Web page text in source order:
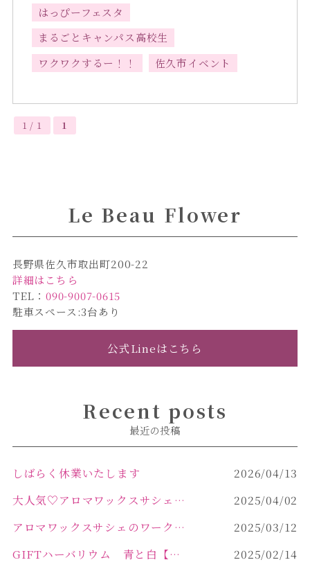
はっぴーフェスタ
まるごとキャンパス高校生
ワクワクするー！！
佐久市イベント
1 / 1 1
Le Beau Flower
長野県佐久市取出町200-22
詳細はこちら
TEL：090-9007-0615
駐車スペース:3台あり
公式Lineはこちら
Recent posts
最近の投稿
しばらく休業いたします
2026/04/13
大人気♡アロマワックスサシェ作り
2025/04/02
アロマワックスサシェのワークショップinPOLA中込原店 VOL.2
2025/03/12
GIFTハーバリウム 青と白【佐久市 ハーバリウム ギフト】
2025/02/14